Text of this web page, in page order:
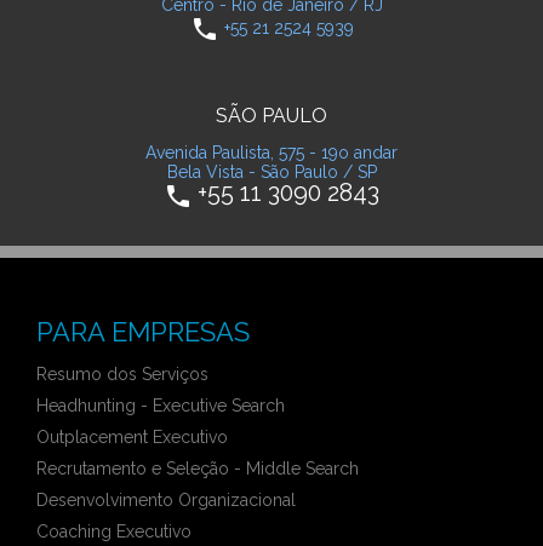
Centro - Rio de Janeiro / RJ
phone +55 21 2524 5939
SÃO PAULO
Avenida Paulista, 575 - 19o andar
Bela Vista - São Paulo / SP
phone +55 11 3090 2843
PARA EMPRESAS
Resumo dos Serviços
Headhunting - Executive Search
Outplacement Executivo
Recrutamento e Seleção - Middle Search
Desenvolvimento Organizacional
Coaching Executivo